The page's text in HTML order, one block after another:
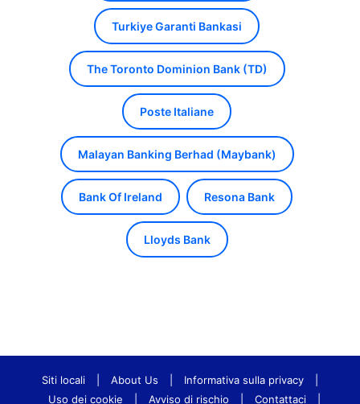
Turkiye Garanti Bankasi
The Toronto Dominion Bank (TD)
Poste Italiane
Malayan Banking Berhad (Maybank)
Bank Of Ireland Resona Bank
Lloyds Bank
Siti locali About Us Informativa sulla privacy
Uso dei cookie
Avviso di rischio Contattaci